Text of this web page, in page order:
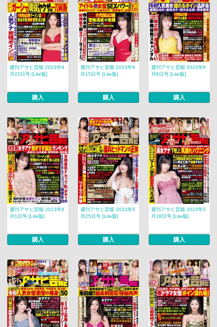
週刊アサヒ芸能 2023年6
月22日号 [Lite版]
購入
週刊アサヒ芸能 2023年6
月15日号 [Lite版]
購入
週刊アサヒ芸能 2023年6
月8日号 [Lite版]
購入
週刊アサヒ芸能 2023年6
月1日号 [Lite版]
購入
週刊アサヒ芸能 2023年5
月25日号 [Lite版]
購入
週刊アサヒ芸能 2023年5
月18日号 [Lite版]
購入